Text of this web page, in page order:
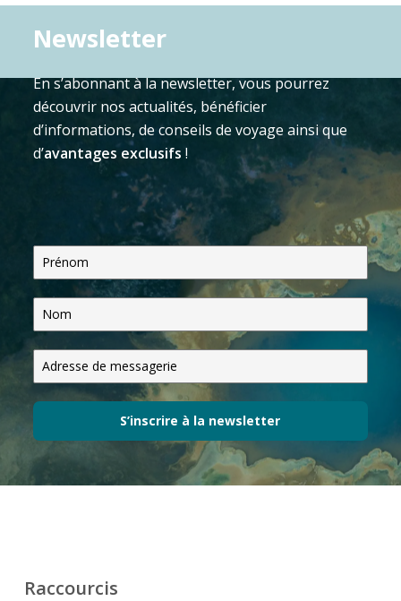
Newsletter
En s’abonnant à la newsletter, vous pourrez
découvrir nos actualités, bénéficier
d’informations, de conseils de voyage ainsi que
d’avantages exclusifs !
S’inscrire à la newsletter
Raccourcis